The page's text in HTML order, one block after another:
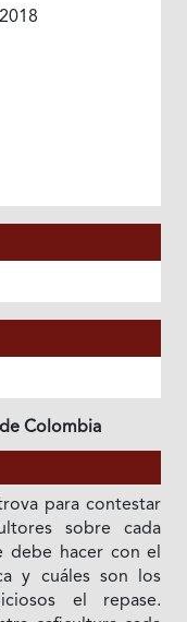
Colombia
para contestar
sobre cada
debe hacer con el
y cuáles son los
el repase.